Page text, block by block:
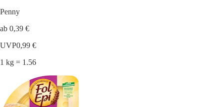
Penny
ab 0,39 €
UVP0,99 €
1 kg = 1.56